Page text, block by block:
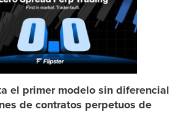
el primer modelo sin diferencial
de contratos perpetuos de